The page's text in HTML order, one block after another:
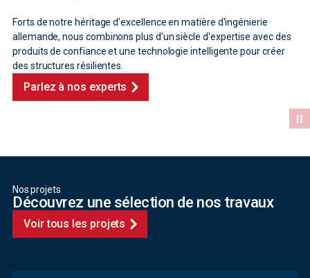
Forts de notre héritage d'excellence en matière d'ingénierie
allemande, nous combinons plus d'un siècle d'expertise avec des
produits de confiance et une technologie intelligente pour créer
des structures résilientes.
Parlez à nos experts
Nos projets
Découvrez une sélection de nos travaux
Voir tous les projets